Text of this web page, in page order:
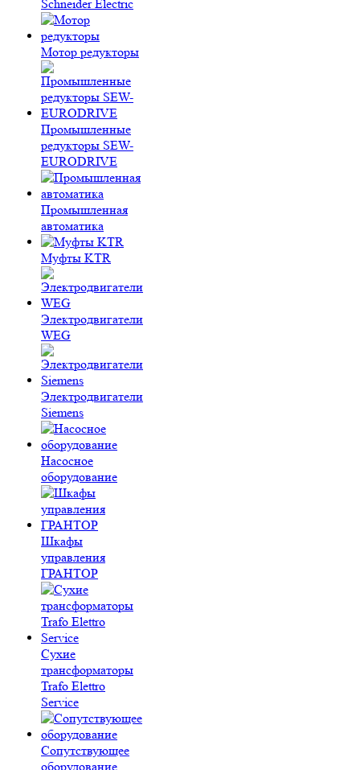
Schneider Electric
Мотор редукторы
Промышленные
редукторы SEW-
EURODRIVE
Промышленная
автоматика
Муфты KTR
Электродвигатели
WEG
Электродвигатели
Siemens
Насосное
оборудование
Шкафы
управления
ГРАНТОР
Сухие
трансформаторы
Trafo Elettro
Service
Сопутствующее
оборудование